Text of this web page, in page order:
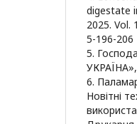
digestate
2025.
5-196-206
5.
6.
Новітні